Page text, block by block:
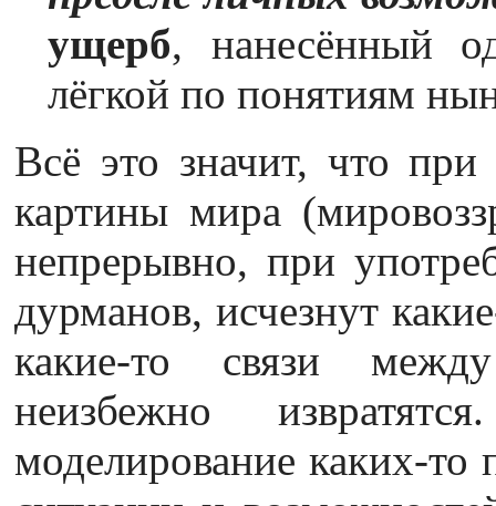
ущерб, нанесённый
лёгкой по понятиям
Всё это значит, что
картины мира
непрерывно, при
дурманов, исчезнут
какие-то связи
неизбежно
моделирование каких-то